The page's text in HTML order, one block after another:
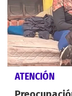
ATENCIÓN